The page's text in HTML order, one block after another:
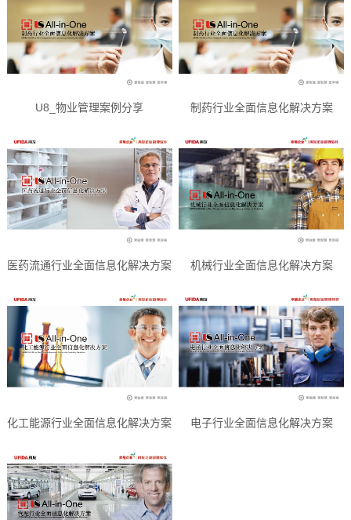
U8_物业管理案例分享 制药行业全面信息化解决方案
医药流通行业全面信息化解决方案 机械行业全面信息化解决方案
化工能源行业全面信息化解决方案 电子行业全面信息化解决方案